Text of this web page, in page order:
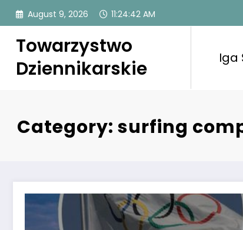
Skip
content
August 9, 2026 11:24:43 AM
Towarzystwo
Dziennikarskie
Iga
Category: surfing
Zagrożenie dla igrzysk w Paryżu: sytuacja jest